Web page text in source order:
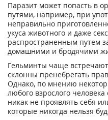
Паразит может попасть в
путями, например, при
неправильно
укуса животного и даже
распространенным путем
домашними и бродячими
Гельминты чаще
склонны пренебрегать
Однако, по мнению
любого взрослого
никак не проявлять себя
которые никогда нельзя